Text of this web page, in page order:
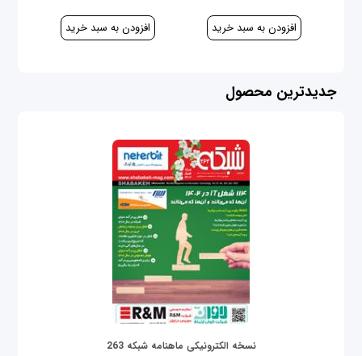
جدیدترین محصول
نسخه الکترونیکی ماهنامه شبکه 263